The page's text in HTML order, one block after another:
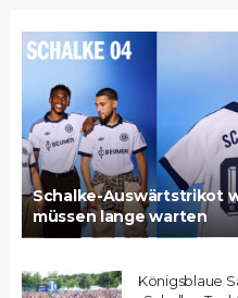
Schalke-Auswärtstrikot
müssen lange warten
Königsblaue